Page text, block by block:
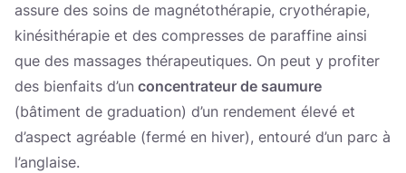
assure des soins de magnétothérapie, cryothérapie,
kinésithérapie et des compresses de paraffine ainsi
que des massages thérapeutiques. On peut y profiter
des bienfaits d’un concentrateur de saumure
(bâtiment de graduation) d’un rendement élevé et
d’aspect agréable (fermé en hiver), entouré d’un parc à
l’anglaise.